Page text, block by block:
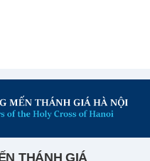
THÁNH GIÁ